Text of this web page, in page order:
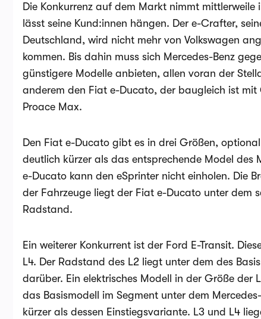
Die Konkurrenz auf dem Markt nimmt
lässt seine Kund:innen hängen. Der e-Crafter,
Deutschland, wird nicht mehr von Volkswagen
kommen. Bis dahin muss sich Mercedes-Benz
günstigere Modelle anbieten, allen voran der
anderem den Fiat e-Ducato, der baugleich ist mit
Proace Max.
Den Fiat e-Ducato gibt es in drei Größen,
deutlich kürzer als das entsprechende Model des
e-Ducato kann den eSprinter nicht einholen. Die
der Fahrzeuge liegt der Fiat e-Ducato unter dem
Radstand.
Ein weiterer Konkurrent ist der Ford E-Transit.
L4. Der Radstand des L2 liegt unter dem des
darüber. Ein elektrisches Modell in der Größe der
das Basismodell im Segment unter dem
kürzer als dessen Einstiegsvariante. L3 und L4